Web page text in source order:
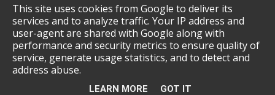
Login
UP-TO-DATE WebDesign
This site uses cookies from Google to deliver its
services and to analyze traffic. Your IP address and
user-agent are shared with Google along with
performance and security metrics to ensure quality of
service, generate usage statistics, and to detect and
address abuse.
LEARN MORE GOT IT